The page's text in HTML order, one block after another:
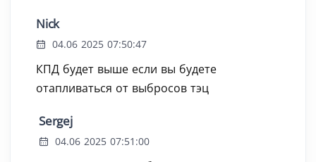
Nick
04.06 2025 07:50:47
КПД будет выше если вы будете
отапливаться от выбросов тэц
Sergej
04.06 2025 07:51:00